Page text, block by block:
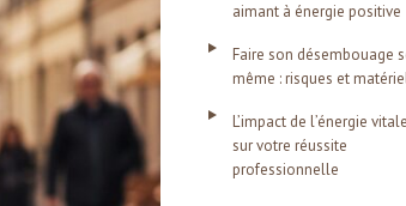
aimant à énergie positive
Faire son désembouage
même : risques et
L’impact de l’énergie
sur votre réussite
professionnelle